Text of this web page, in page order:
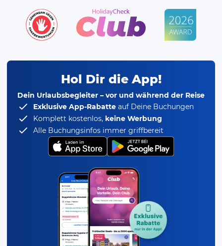
Hol Dir die App!
Dein Urlaubsbegleiter – vor und während der Reise
Exklusive App-Rabatte auf Deine Buchungen
Komplett kostenlos, keine Werbung
Alle Buchungsinfos immer griffbereit